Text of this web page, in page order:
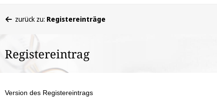
befinden
hier:
zurück zu: Registereinträge
Registereintrag
Version des Registereintrags